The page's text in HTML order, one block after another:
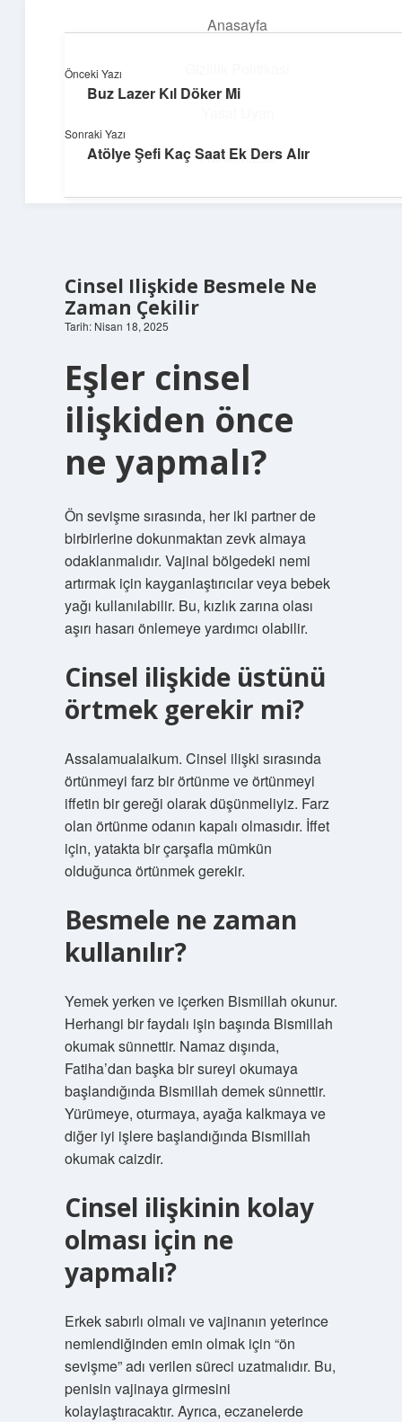
Anasayfa
Hakkımızda
Cinsel Ilişkide Besmele Ne
Zaman Çekilir
Tarih: Nisan 18, 2025
Eşler cinsel
ilişkiden önce
ne yapmalı?
Ön sevişme sırasında, her iki partner de
birbirlerine dokunmaktan zevk almaya
odaklanmalıdır. Vajinal bölgedeki nemi
artırmak için kayganlaştırıcılar veya bebek
yağı kullanılabilir. Bu, kızlık zarına olası
aşırı hasarı önlemeye yardımcı olabilir.
Cinsel ilişkide üstünü
örtmek gerekir mi?
Assalamualaikum. Cinsel ilişki sırasında
örtünmeyi farz bir örtünme ve örtünmeyi
iffetin bir gereği olarak düşünmeliyiz. Farz
olan örtünme odanın kapalı olmasıdır. İffet
için, yatakta bir çarşafla mümkün
olduğunca örtünmek gerekir.
Besmele ne zaman
kullanılır?
Yemek yerken ve içerken Bismillah okunur.
Herhangi bir faydalı işin başında Bismillah
okumak sünnettir. Namaz dışında,
Fatiha’dan başka bir sureyi okumaya
başlandığında Bismillah demek sünnettir.
Yürümeye, oturmaya, ayağa kalkmaya ve
diğer iyi işlere başlandığında Bismillah
okumak caizdir.
Cinsel ilişkinin kolay
olması için ne
yapmalı?
Erkek sabırlı olmalı ve vajinanın yeterince
nemlendiğinden emin olmak için “ön
sevişme” adı verilen süreci uzatmalıdır. Bu,
penisin vajinaya girmesini
kolaylaştıracaktır. Ayrıca, eczanelerde
Önceki Yazı
Buz Lazer Kıl Döker Mi
Sonraki Yazı
Atölye Şefi Kaç Saat Ek Ders Alır